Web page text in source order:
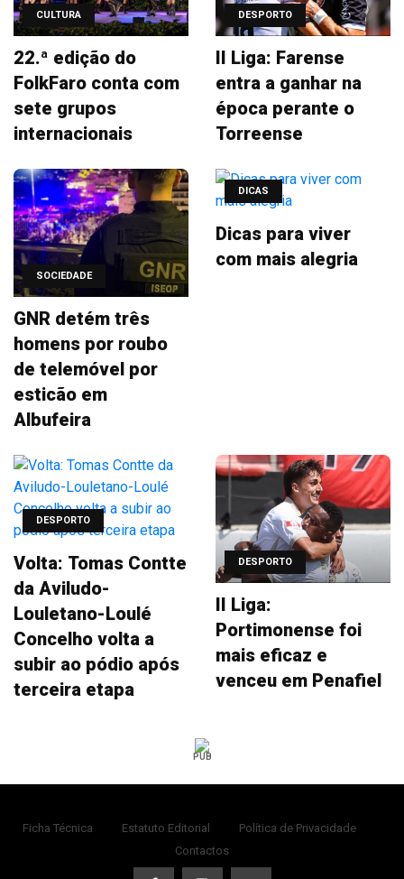
CULTURA
22.ª edição do
FolkFaro conta com
sete grupos
internacionais
DESPORTO
II Liga: Farense
entra a ganhar na
época perante o
Torreense
SOCIEDADE
GNR detém três
homens por roubo
de telemóvel por
esticão em
Albufeira
DICAS
Dicas para viver
com mais alegria
DESPORTO
Volta: Tomas Contte
da Aviludo-
Louletano-Loulé
Concelho volta a
subir ao pódio após
terceira etapa
DESPORTO
II Liga:
Portimonense foi
mais eficaz e
venceu em Penafiel
PUB
Ficha Técnica Estatuto Editorial
Política de Privacidade
Contactos